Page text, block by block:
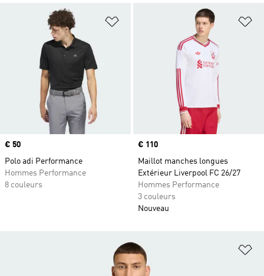
Ajouter à la Liste de produits
Prix
€ 50
Polo adi Performance
Hommes Performance
8 couleurs
Prix
€ 110
Maillot manches longues
Extérieur Liverpool FC 26/27
Hommes Performance
3 couleurs
Nouveau